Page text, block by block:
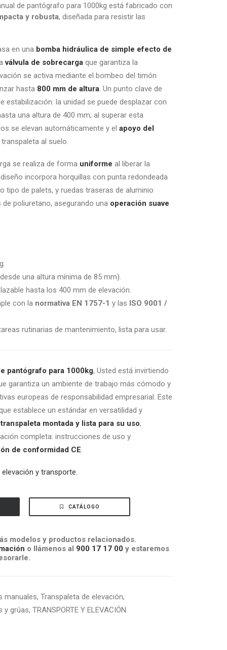
de pantógrafo para 1000kg está fabricado con
y robusta, diseñada para resistir las
en una bomba hidráulica de simple efecto de
válvula de sobrecarga que garantiza la
se activa mediante el bombeo del timón
hasta 800 mm de altura. Un punto clave de
estabilización: la unidad se puede desplazar con
una altura de 400 mm; al superar esta
se elevan automáticamente y el apoyo del
al suelo.
se realiza de forma uniforme al liberar la
incorpora horquillas con punta redondeada
tipo de palets, y ruedas traseras de aluminio
poliuretano, asegurando una operación suave
una altura mínima de 85 mm).
hasta los 400 mm de elevación.
con la normativa EN 1757-1 y las ISO 9001 /
rutinarias de mantenimiento, lista para usar.
pantógrafo para 1000kg, Usted está invirtiendo
garantiza un ambiente de trabajo más cómodo y
europeas de responsabilidad empresarial. Este
establece un estándar en versatilidad y
montada y lista para su uso,
completa: instrucciones de uso y
de conformidad CE.
elevación y transporte.
CATÁLOGO
modelos y productos relacionados.
o llámenos al 900 17 17 00 y estaremos
manuales, Transpaleta de elevación,
y grúas, TRANSPORTE Y ELEVACIÓN